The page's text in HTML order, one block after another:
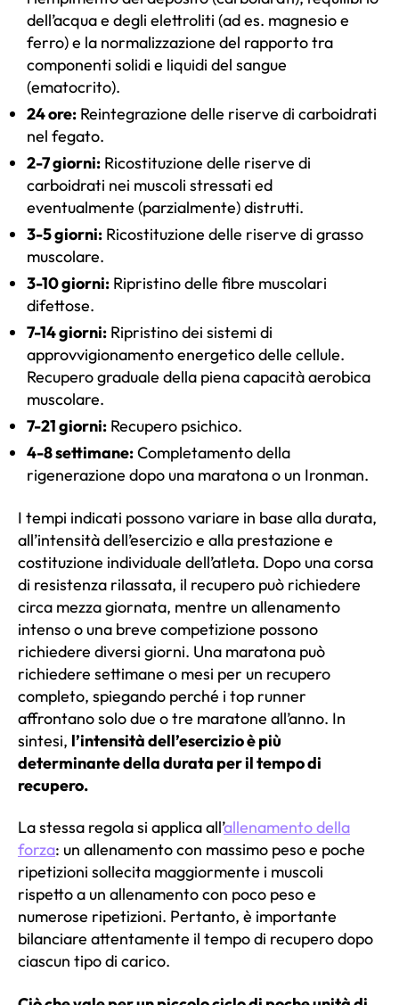
dell’acqua e degli elettroliti (ad es. magnesio e
ferro) e la normalizzazione del rapporto tra
componenti solidi e liquidi del sangue
(ematocrito).
24 ore: Reintegrazione delle riserve di carboidrati
nel fegato.
2-7 giorni: Ricostituzione delle riserve di
carboidrati nei muscoli stressati ed
eventualmente (parzialmente) distrutti.
3-5 giorni: Ricostituzione delle riserve di grasso
muscolare.
3-10 giorni: Ripristino delle fibre muscolari
difettose.
7-14 giorni: Ripristino dei sistemi di
approvvigionamento energetico delle cellule.
Recupero graduale della piena capacità aerobica
muscolare.
7-21 giorni: Recupero psichico.
4-8 settimane:Completamento della
rigenerazione dopo una maratona o un Ironman.
I tempi indicati possono variare in base alla durata,
all’intensità dell’esercizio e alla prestazione e
costituzione individuale dell’atleta. Dopo una corsa
di resistenza rilassata, il recupero può richiedere
circa mezza giornata, mentre un allenamento
intenso o una breve competizione possono
richiedere diversi giorni. Una maratona può
richiedere settimane o mesi per un recupero
completo, spiegando perché i top runner
affrontano solo due o tre maratone all’anno. In
sintesi, l’intensità dell’esercizio è più
determinante della durata per il tempo di
recupero.
La stessa regola si applica all’allenamento della
forza: un allenamento con massimo peso e poche
ripetizioni sollecita maggiormente i muscoli
rispetto a un allenamento con poco peso e
numerose ripetizioni. Pertanto, è importante
bilanciare attentamente il tempo di recupero dopo
ciascun tipo di carico.